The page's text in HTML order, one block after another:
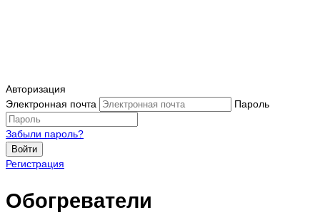
Авторизация
Электронная почта
Пароль
Забыли пароль?
Войти
Регистрация
Обогреватели